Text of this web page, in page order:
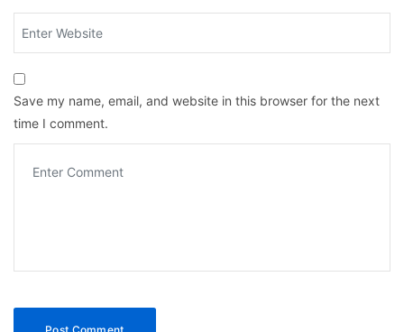
Save my name, email, and website in this browser for the next
time I comment.